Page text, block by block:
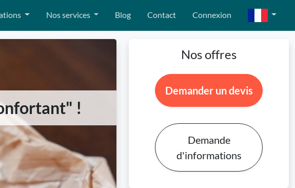
Nos services Blog Contact Connexion
!
Nos offres
Demander un devis
Demande
d'informations